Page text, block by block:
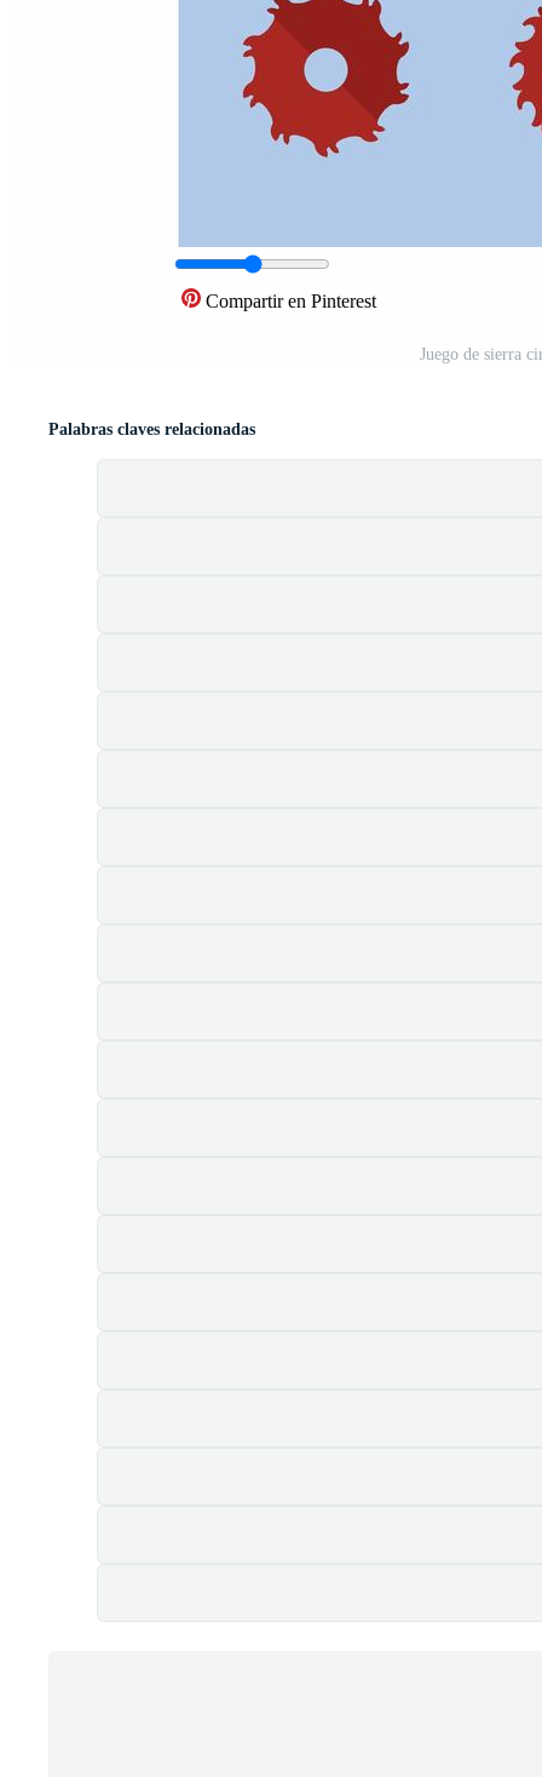
Compartir en Pinterest
Juego de sierra
Palabras claves relacionadas